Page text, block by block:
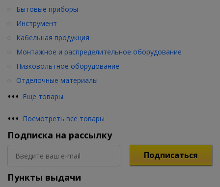
••• Еще товары
Бытовые приборы
Инструмент
Кабельная продукция
Монтажное и распределительное оборудование
Низковольтное оборудование
Отделочные материалы
••• Посмотреть все товары
Подписка на рассылку
Подписаться
Пункты выдачи